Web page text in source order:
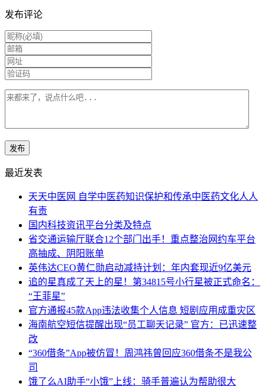
发布评论
最近发表
天天中医网 自学中医药知识保护和传承中医药文化人人
有责
国内科技资讯平台分类及特点
省交通运输厅联合12个部门出手！重点整治网约车平台
高抽成、阴阳账单
英伟达CEO黄仁勋启动减持计划：年内套现近9亿美元
追的星真成了天上的星！第34815号小行星被正式命名：
“王菲星”
官方通报45款App违法收集个人信息 短剧应用成重灾区
海南航空短信提醒出现“员工聊天记录” 官方：已迅速整
改
“360借条”App被仿冒！周鸿祎曾回应360借条不是我公
司
饿了么AI助手“小饿”上线：骑手普遍认为帮助很大